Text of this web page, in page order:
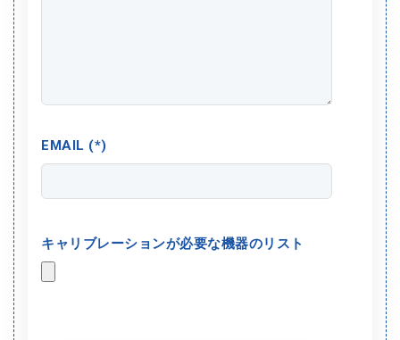
EMAIL (*)
キャリブレーションが必要な機器のリスト